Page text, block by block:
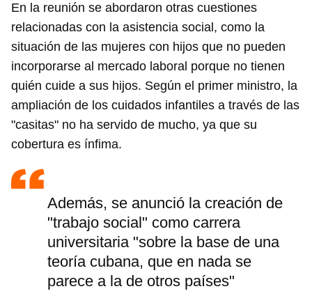
En la reunión se abordaron otras cuestiones
relacionadas con la asistencia social, como la
situación de las mujeres con hijos que no pueden
incorporarse al mercado laboral porque no tienen
quién cuide a sus hijos. Según el primer ministro, la
ampliación de los cuidados infantiles a través de las
"casitas" no ha servido de mucho, ya que su
cobertura es ínfima.
Además, se anunció la creación de
"trabajo social" como carrera
universitaria "sobre la base de una
teoría cubana, que en nada se
parece a la de otros países"